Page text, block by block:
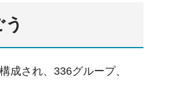
成され、336グループ、